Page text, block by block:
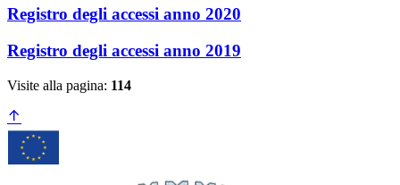
Registro degli accessi anno 2020
Registro degli accessi anno 2019
Visite alla pagina: 114